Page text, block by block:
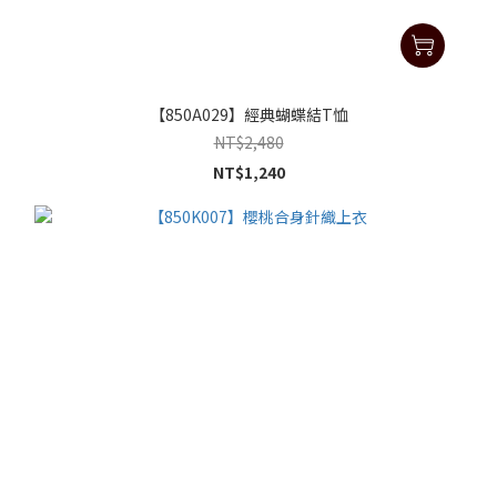
【850A029】經典蝴蝶結T恤
NT$2,480
NT$1,240